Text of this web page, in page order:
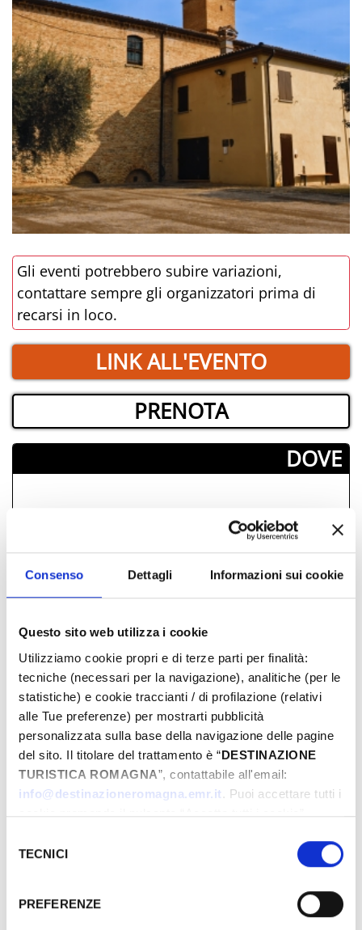
Consenso Dettagli Informazioni sui cookie
Questo sito web utilizza i cookie
Utilizziamo cookie propri e di terze parti per finalità:
tecniche (necessari per la navigazione), analitiche (per le
statistiche) e cookie traccianti / di profilazione (relativi
alle Tue preferenze) per mostrarti pubblicità
personalizzata sulla base della navigazione delle pagine
del sito. Il titolare del trattamento è “DESTINAZIONE
TURISTICA ROMAGNA”, contattabile all'email:
info@destinazioneromagna.emr.it. Puoi accettare tutti i
cookie premendo il pulsante “Accetta tutti i cookie”,
gestire le tue preferenze facendo clic su “Personalizza”.
Qualora acconsenti a tutti i cookie i Tuoi dati potranno
attualmente non fornisce garanzie idonee per il
delTECNICI
PREFERENZE
Gli eventi potrebbero subire variazioni,
contattare sempre gli organizzatori prima di
recarsi in loco.
LINK ALL'EVENTO
PRENOTA
­DOVE
GRATUITO
GIORNI & ORARI
Dom
04
11